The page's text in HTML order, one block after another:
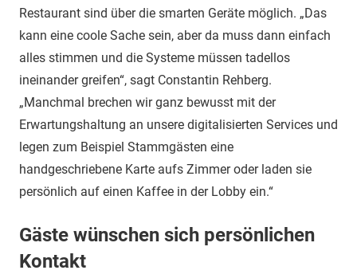
Restaurant sind über die smarten Geräte möglich. „Das
kann eine coole Sache sein, aber da muss dann einfach
alles stimmen und die Systeme müssen tadellos
ineinander greifen“, sagt Constantin Rehberg.
„Manchmal brechen wir ganz bewusst mit der
Erwartungshaltung an unsere digitalisierten Services und
legen zum Beispiel Stammgästen eine
handgeschriebene Karte aufs Zimmer oder laden sie
persönlich auf einen Kaffee in der Lobby ein.“
Gäste wünschen sich persönlichen
Kontakt